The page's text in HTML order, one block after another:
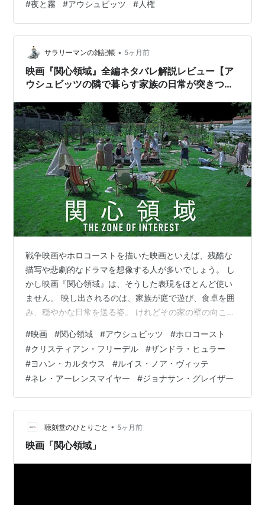
的意味を問う思想書でもある。この著作は、第二次世界
大戦後に形成された国際人権法秩序、とりわけ世界人権
宣言および国際人権規約の理念的基盤を理解する上で、
極めて重要な示唆を与える。 まず、歴史的文脈を整理す
る必要がある。ナチス・ドイツによる強制収容所体制
は、国家権力が法を装いながら人間の人格そのものを
#夜と霧 #アウシュビッツ #人権
サラリーマンの雑記帳 • 5ヶ月前
映画『関心領域』全編ネタバレ解説レビュー【ア
ウシュビッツの隣で暮らす家族の日常が突きつけ
戦争映画やホロコーストを描いた映画といえば、残酷な
描写や悲劇的なドラマを想像する人が多いでしょう。 し
かし映画『関心領域』は、そうした表現をほとんど使い
ません。 映し出されるのは、家族が庭で遊び、食卓を囲
み、穏やかな日常を送る姿。 けれどその家の壁の向こう
作は、歴史的悲劇を加害者側の日常から描くという極め
て異例の視点で、観る者に強烈な問いを突きつける作品
です。 この記事では映画『関心領域』の作品概要、出演
者、全編あらすじ（ネタバレ）、作品が伝えたかったこ
とを詳しく解説します。 ※本ページはネタバレを含みま
す。 ※本ページはプロモーションが含ま…
#映画 #関心領域 #アウシュビッツ #ホロコースト
#クリスティアン・フリーデル #ザンドラ・ヒュラー
#ヨハン・カルタウス #ルイス・ノア・ヴィッテ
#ネレ・アーレンスマイヤー #ジョナサン・グレイザー
聴刻堂のひとりごと • 5ヶ月前
映画「関心領域」